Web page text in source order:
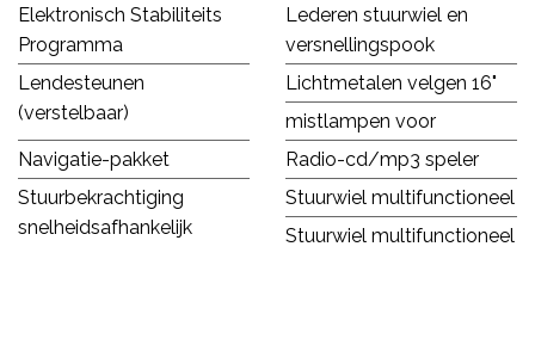
Elektronisch Stabiliteits
Programma
Lederen stuurwiel en
versnellingspook
Lendesteunen
(verstelbaar)
Lichtmetalen velgen 16"
mistlampen voor
Navigatie-pakket
Radio-cd/mp3 speler
Stuurbekrachtiging
snelheidsafhankelijk
Stuurwiel multifunctioneel
Stuurwiel multifunctioneel